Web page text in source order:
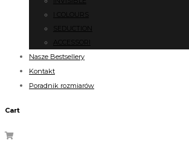
I COLOURS
SEDUCTION
ACCESSORI
Nasze Bestsellery
Kontakt
Poradnik rozmiarów
Cart